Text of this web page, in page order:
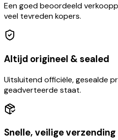
Een goed beoordeeld
veel tevreden kopers.
Altijd origineel & sealed
Uitsluitend officiële, gesealde
geadverteerde staat.
Snelle, veilige verzending